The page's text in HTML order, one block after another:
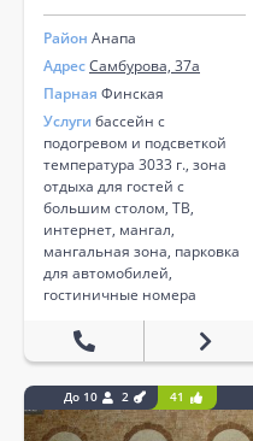
Район Анапа
АдресСамбурова, 37а
Парная Финская
Услуги бассейн с
подогревом и подсветкой
температура 3033 г., зона
отдыха для гостей с
большим столом, ТВ,
интернет, мангал,
мангальная зона, парковка
для автомобилей,
гостиничные номера
До 10 2 41